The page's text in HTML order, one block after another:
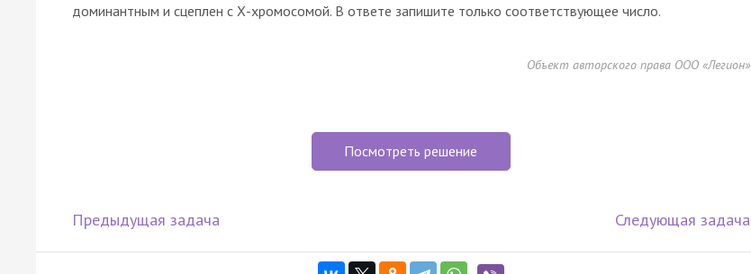
доминантным и сцеплен с Х-хромосомой. В ответе запишите только соответствующее число.
Объект авторского права ООО «Легион»
Посмотреть решение
Предыдущая задача Следующая задача